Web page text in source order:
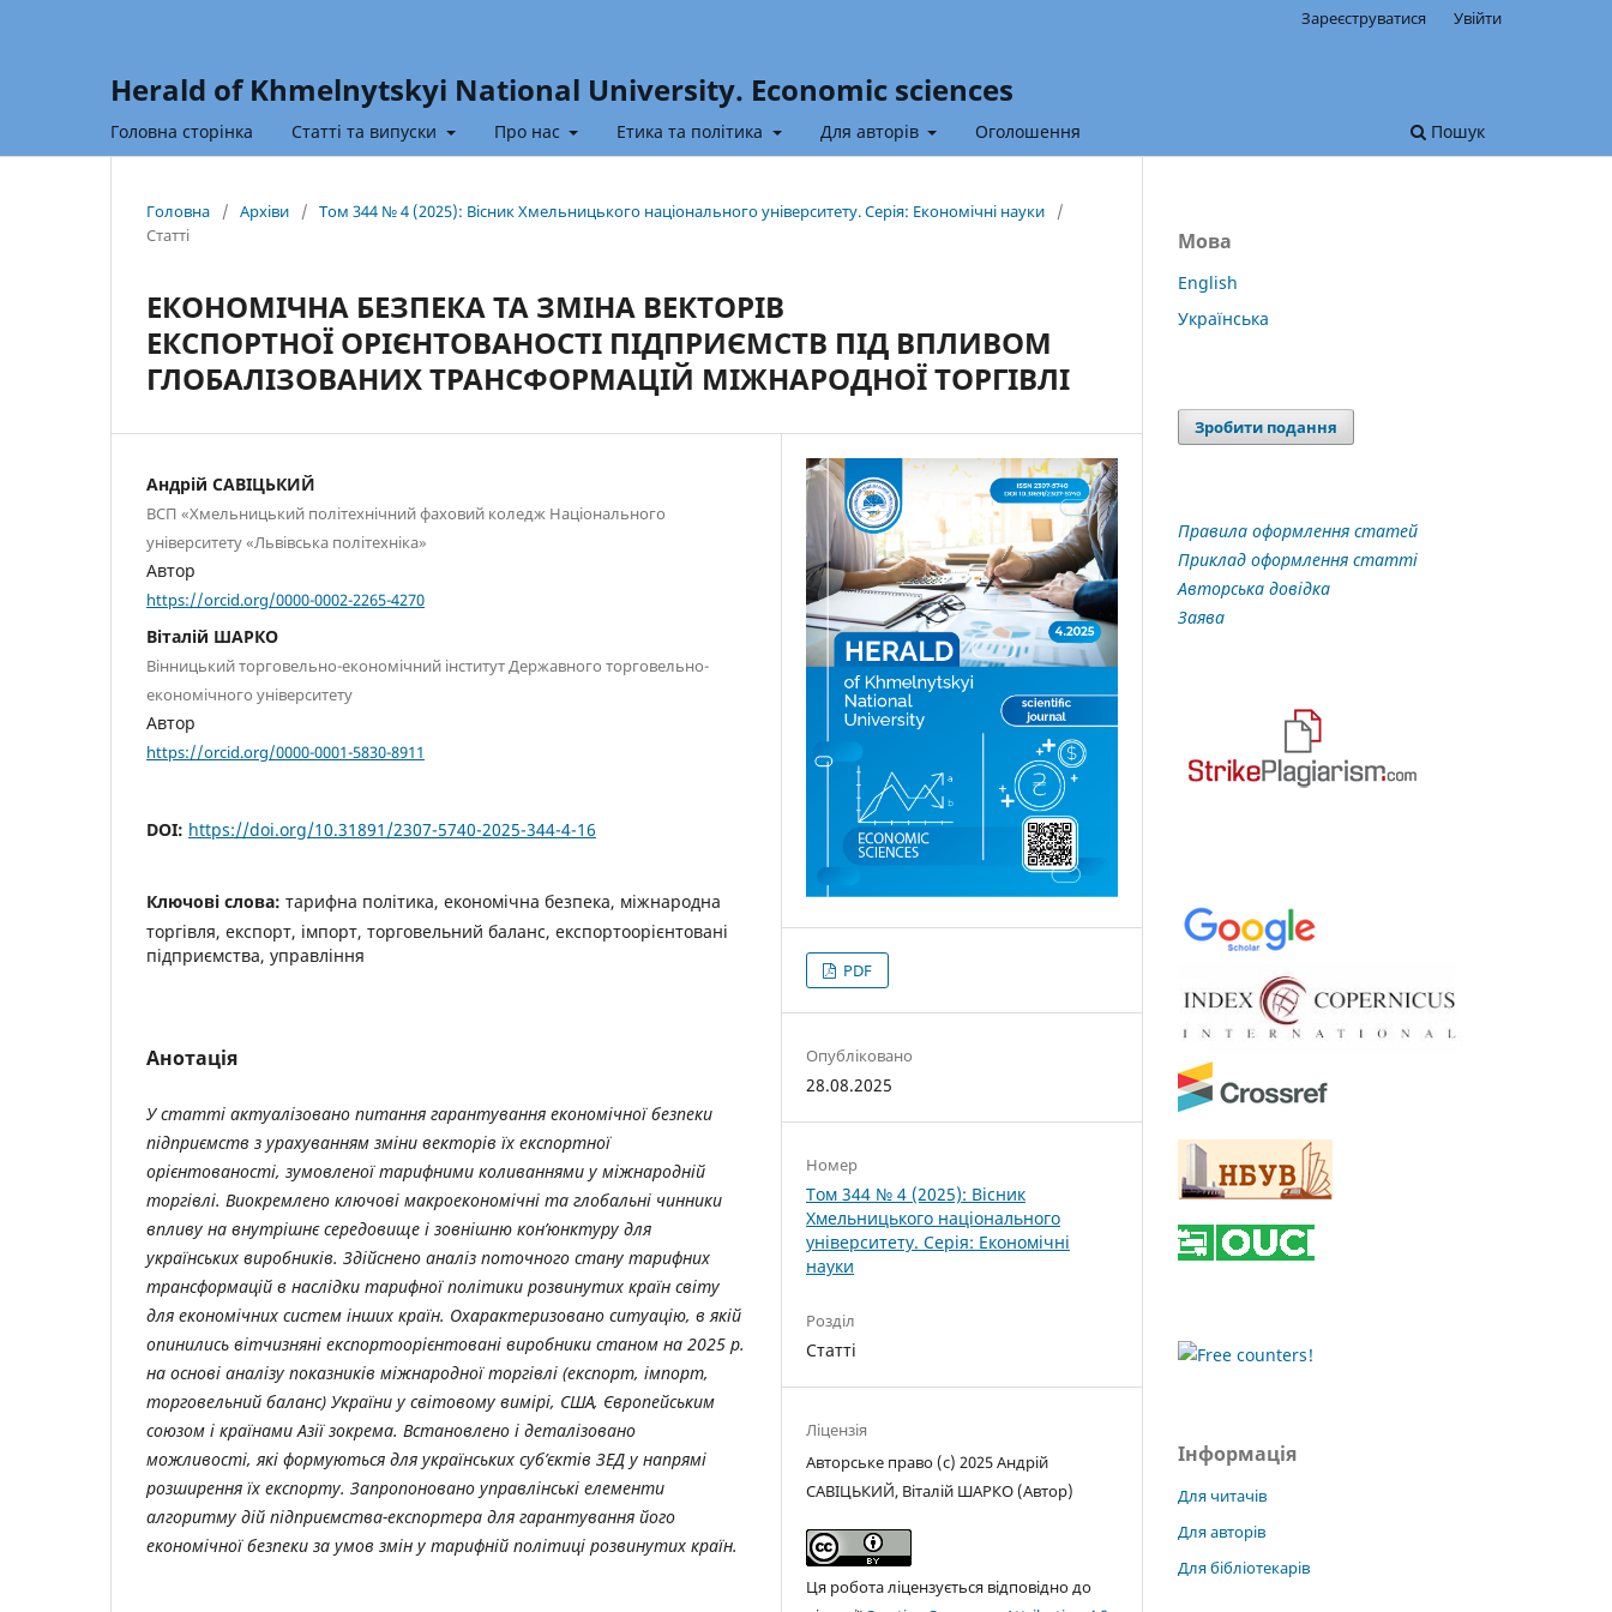
Herald of Khmelnytskyi National University. Economic sciences
Головна сторінка Статті та випуски Про нас Етика та політика Для авторів Оголошення Пошук
Зареєструватися Увійти
Головна / Архіви / Том 344 № 4 (2025): Вісник Хмельницького національного університету. Серія: Економічні науки
/
Статті
ЕКОНОМІЧНА БЕЗПЕКА ТА ЗМІНА ВЕКТОРІВ
ЕКСПОРТНОЇ ОРІЄНТОВАНОСТІ ПІДПРИЄМСТВ ПІД ВПЛИВОМ
ГЛОБАЛІЗОВАНИХ ТРАНСФОРМАЦІЙ МІЖНАРОДНОЇ ТОРГІВЛІ
Андрій САВІЦЬКИЙ
ВСП «Хмельницький політехнічний фаховий коледж Національного
університету «Львівська політехніка»
Автор
https://orcid.org/0000-0002-2265-4270
Віталій ШАРКО
Вінницький торговельно-економічний інститут Державного торговельно-
економічного університету
Автор
https://orcid.org/0000-0001-5830-8911
DOI: https://doi.org/10.31891/2307-5740-2025-344-4-16
Ключові слова: тарифна політика, економічна безпека, міжнародна
торгівля, експорт, імпорт, торговельний баланс, експортоорієнтовані
підприємства, управління
Анотація
У статті актуалізовано питання гарантування економічної безпеки
підприємств з урахуванням зміни векторів їх експортної
орієнтованості, зумовленої тарифними коливаннями у міжнародній
торгівлі. Виокремлено ключові макроекономічні та глобальні чинники
впливу на внутрішнє середовище і зовнішню кон’юнктуру для
українських виробників. Здійснено аналіз поточного стану тарифних
трансформацій в наслідки тарифної політики розвинутих країн світу
для економічних систем інших країн. Охарактеризовано ситуацію, в якій
опинились вітчизняні експортоорієнтовані виробники станом на 2025 р.
на основі аналізу показників міжнародної торгівлі (експорт, імпорт,
торговельний баланс) України у світовому вимірі, США, Європейським
союзом і країнами Азії зокрема. Встановлено і деталізовано
можливості, які формуються для українських суб’єктів ЗЕД у напрямі
розширення їх експорту. Запропоновано управлінські елементи
алгоритму дій підприємства-експортера для гарантування його
економічної безпеки за умов змін у тарифній політиці розвинутих країн.
PDF
Опубліковано
28.08.2025
Номер
Том 344 № 4 (2025): Вісник
Хмельницького національного
університету. Серія: Економічні
науки
Розділ
Статті
Ліцензія
Авторське право (c) 2025 Андрій
САВІЦЬКИЙ, Віталій ШАРКО (Автор)
Ця робота ліцензується відповідно до
Мова
English
Українська
Зробити подання
Правила оформлення статей
Приклад оформлення статті
Авторська довідка
Заява
Інформація
Для читачів
Для авторів
Для бібліотекарів